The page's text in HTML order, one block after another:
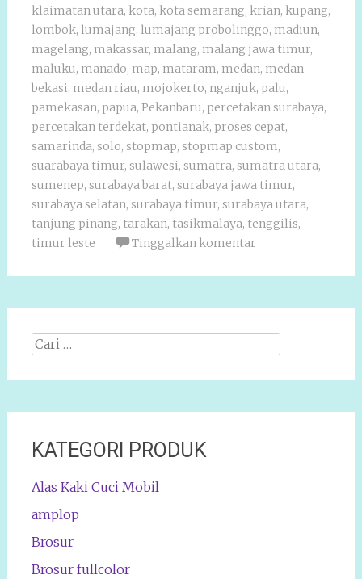
klaimatan utara, kota, kota semarang, krian, kupang,
lombok, lumajang, lumajang probolinggo, madiun,
magelang, makassar, malang, malang jawa timur,
maluku, manado, map, mataram, medan, medan
bekasi, medan riau, mojokerto, nganjuk, palu,
pamekasan, papua, Pekanbaru, percetakan surabaya,
percetakan terdekat, pontianak, proses cepat,
samarinda, solo, stopmap, stopmap custom,
suarabaya timur, sulawesi, sumatra, sumatra utara,
sumenep, surabaya barat, surabaya jawa timur,
surabaya selatan, surabaya timur, surabaya utara,
tanjung pinang, tarakan, tasikmalaya, tenggilis,
timur leste
Tinggalkan komentar
Cari
KATEGORI PRODUK
Alas Kaki Cuci Mobil
amplop
Brosur
Brosur fullcolor